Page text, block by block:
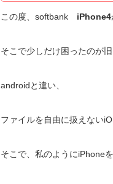
この度、softbank iPhone4
そこで少しだけ困ったのが
androidと違い、
ファイルを自由に扱えない
そこで、私のようにiPhone